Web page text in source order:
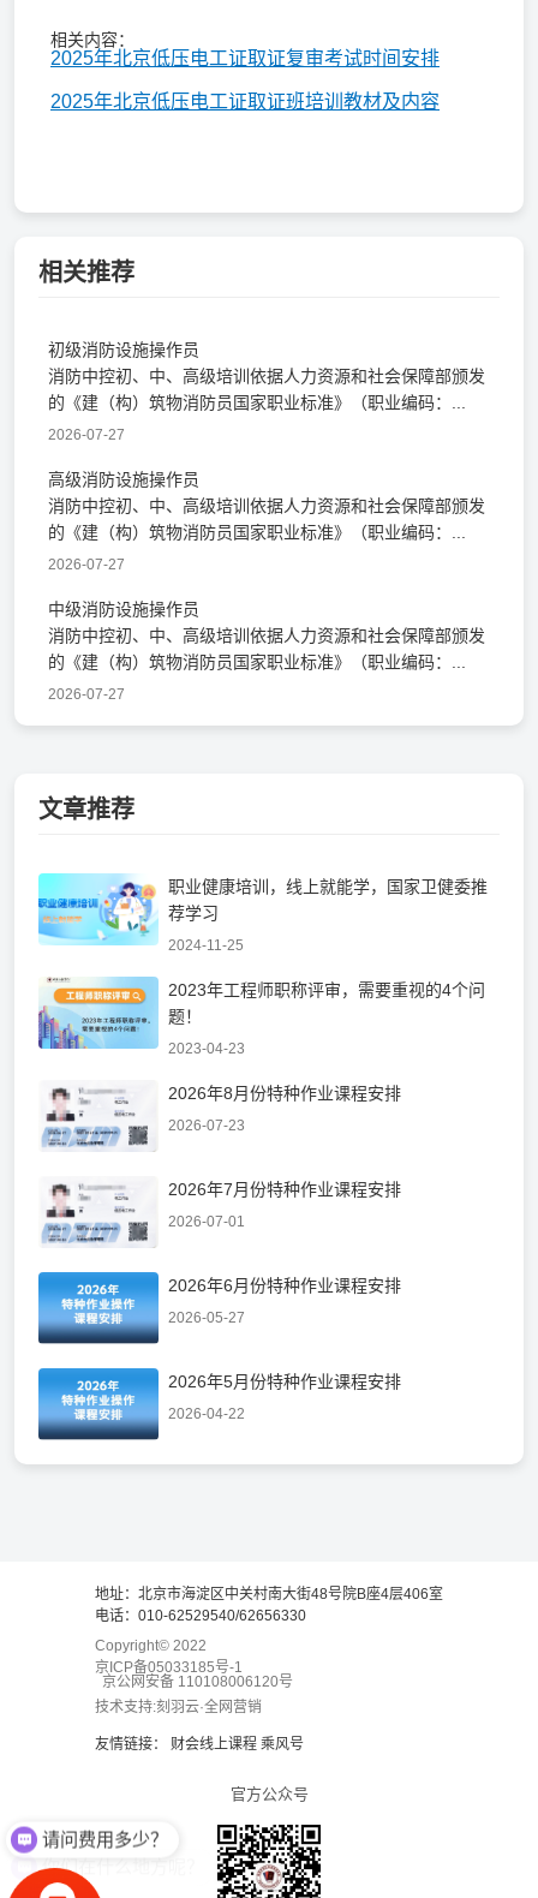
相关内容：
2025年北京低压电工证取证复审考试时间安排
2025年北京低压电工证取证班培训教材及内容
相关推荐
初级消防设施操作员
消防中控初、中、高级培训依据人力资源和社会保障部颁发
的《建（构）筑物消防员国家职业标准》（职业编码：...
2026-07-27
高级消防设施操作员
消防中控初、中、高级培训依据人力资源和社会保障部颁发
的《建（构）筑物消防员国家职业标准》（职业编码：...
2026-07-27
中级消防设施操作员
消防中控初、中、高级培训依据人力资源和社会保障部颁发
的《建（构）筑物消防员国家职业标准》（职业编码：...
2026-07-27
文章推荐
职业健康培训，线上就能学，国家卫健委推
荐学习
2024-11-25
2023年工程师职称评审，需要重视的4个问
题！
2023-04-23
2026年8月份特种作业课程安排
2026-07-23
2026年7月份特种作业课程安排
2026-07-01
2026年6月份特种作业课程安排
2026-05-27
2026年5月份特种作业课程安排
2026-04-22
地址：北京市海淀区中关村南大街48号院B座4层406室
电话：010-62529540/62656330
Copyright© 2022
京ICP备05033185号-1
京公网安备 110108006120号
技术支持:刻羽云·全网营销
友情链接： 财会线上课程 乘风号
官方公众号
你们在什么地方呢？